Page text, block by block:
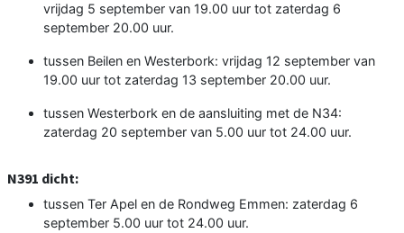
vrijdag 5 september van 19.00 uur tot zaterdag 6
september 20.00 uur.
tussen Beilen en Westerbork: vrijdag 12 september van
19.00 uur tot zaterdag 13 september 20.00 uur.
tussen Westerbork en de aansluiting met de N34:
zaterdag 20 september van 5.00 uur tot 24.00 uur.
N391 dicht:
tussen Ter Apel en de Rondweg Emmen: zaterdag 6
september 5.00 uur tot 24.00 uur.